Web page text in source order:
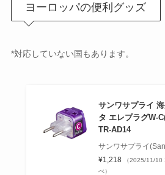
ヨーロッパの便利グッズ
*対応していない国もあります。
サンワサプライ
タ エレプラグW-
TR-AD14
サンワサプライ
¥1,218
（2025/11/
べ）